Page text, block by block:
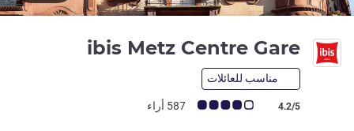
ibis Metz Centre Gare
مناسب للعائلات
ملاحظة أراء العملاء (رأي ALL)
4.2/5 587 أراء